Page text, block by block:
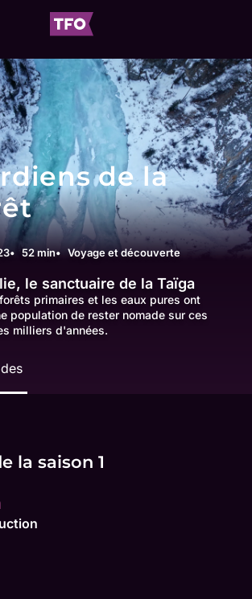
de la
52 min Voyage et découverte
le sanctuaire de la Taïga
primaires et les eaux pures ont
population de rester nomade sur ces
milliers d'années.
la saison 1